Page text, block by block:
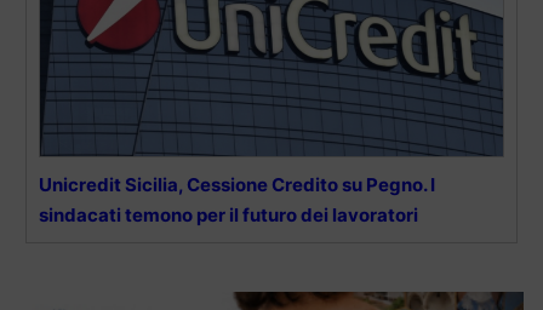
Unicredit Sicilia, Cessione Credito su Pegno. I
sindacati temono per il futuro dei lavoratori